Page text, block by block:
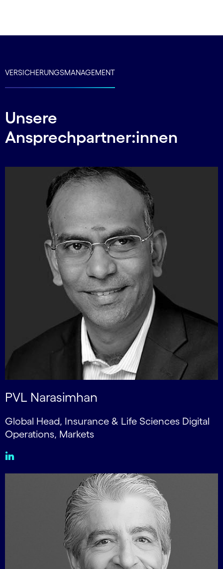
VERSICHERUNGSMANAGEMENT
Unsere
Ansprechpartner:innen
PVL Narasimhan
Global Head, Insurance & Life Sciences Digital
Operations, Markets